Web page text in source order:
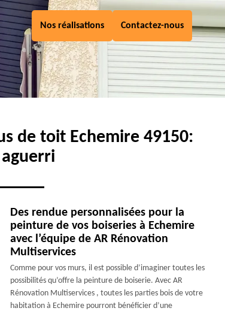
Nos réalisations Contactez-nous
de toit Echemire 49150:
Des rendue personnalisées pour la
peinture de vos boiseries à Echemire
avec l’équipe de AR Rénovation
Multiservices
Comme pour vos murs, il est possible d’imaginer toutes les
possibilités qu’offre la peinture de boiserie. Avec AR
Rénovation Multiservices , toutes les parties bois de votre
habitation à Echemire pourront bénéficier d’une